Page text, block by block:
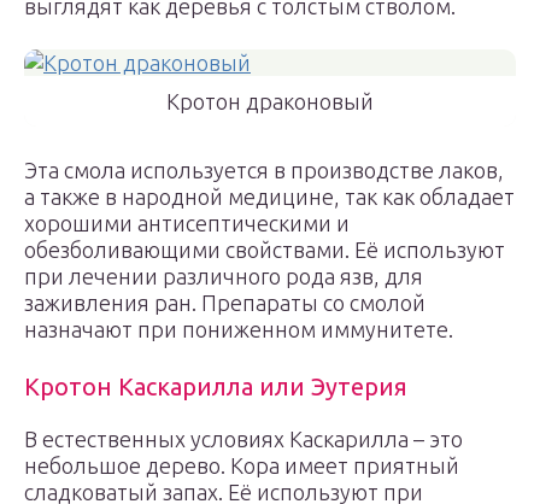
выглядят как деревья с толстым стволом.
Кротон драконовый
Эта смола используется в производстве лаков,
а также в народной медицине, так как обладает
хорошими антисептическими и
обезболивающими свойствами. Её используют
при лечении различного рода язв, для
заживления ран. Препараты со смолой
назначают при пониженном иммунитете.
Кротон Каскарилла или Эутерия
В естественных условиях Каскарилла – это
небольшое дерево. Кора имеет приятный
сладковатый запах. Её используют при